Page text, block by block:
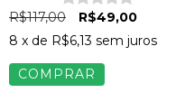
R$117,00
R$49,00
8 x de R$6,13 sem juros
COMPRAR